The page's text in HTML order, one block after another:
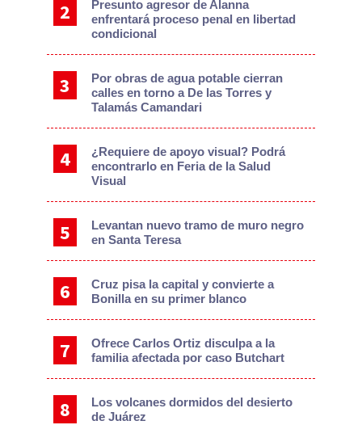
Presunto agresor de Alanna
enfrentará proceso penal en libertad
condicional
Por obras de agua potable cierran
calles en torno a De las Torres y
Talamás Camandari
¿Requiere de apoyo visual? Podrá
encontrarlo en Feria de la Salud
Visual
Levantan nuevo tramo de muro negro
en Santa Teresa
Cruz pisa la capital y convierte a
Bonilla en su primer blanco
Ofrece Carlos Ortiz disculpa a la
familia afectada por caso Butchart
Los volcanes dormidos del desierto
de Juárez